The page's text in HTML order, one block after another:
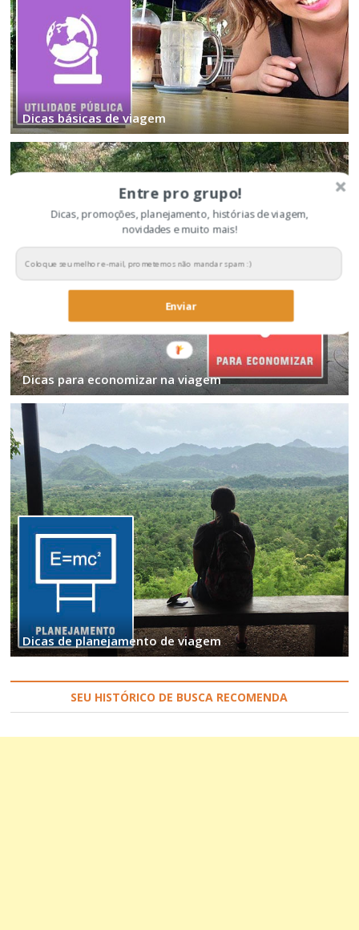
Dicas básicas de viagem
Dicas para economizar na viagem
Dicas de planejamento de viagem
SEU HISTÓRICO DE BUSCA RECOMENDA
Entre pro grupo!
Dicas, promoções, planejamento, histórias de viagem,
novidades e muito mais!
Enviar